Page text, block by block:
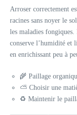
Arroser correctement
racines sans noyer le
les maladies
conserve l’humidité et
en enrichissant peu à
🌾 Paillage
⛅ Choisir une
♻️ Maintenir le